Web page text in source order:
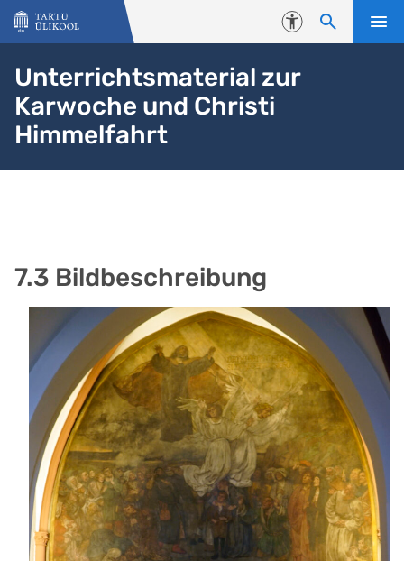
Liigu edasi põhisisu juurde
Juurdepääsetavus
Unterrichtsmaterial zur
Karwoche und Christi
Himmelfahrt
7.3 Bildbeschreibung